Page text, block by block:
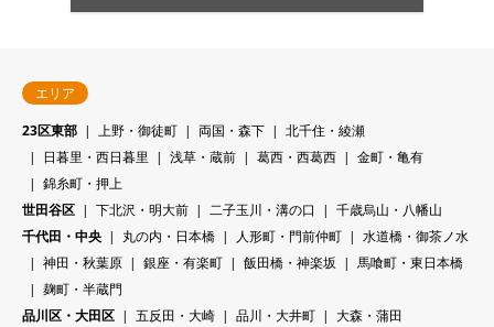
エリア
23区東部
上野・御徒町 両国・森下
北千住・綾瀬
日暮里・西日暮里
浅草・蔵前 葛西・西葛西
金町・亀有
錦糸町・押上
世田谷区
下北沢・明大前 二子玉川・溝の口
千歳烏山・八幡山
千代田・中央
丸の内・日本橋 人形町・門前仲町
水道橋・御茶ノ水
神田・秋葉原
銀座・有楽町 飯田橋・神楽坂
馬喰町・東日本橋
麹町・半蔵門
品川区・大田区
五反田・大崎 品川・大井町
大森・蒲田